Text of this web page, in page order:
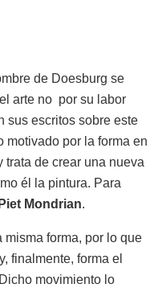
de Doesburg se
arte no por su labor
sus escritos sobre este
motivado por la forma en
de crear una nueva
él la pintura. Para
Piet Mondrian.
forma, por lo que
finalmente, forma el
movimiento lo